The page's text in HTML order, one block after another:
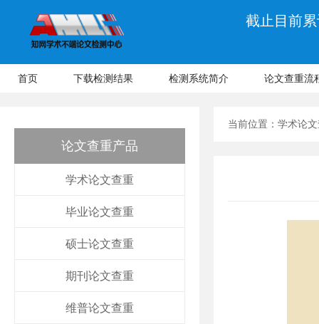
截止目前
首页 下载检测结果 检测系统简介 论文查重流
论文查重产品
学术论文查重
毕业论文查重
硕士论文查重
期刊论文查重
维普论文查重
当前位置： 学术论